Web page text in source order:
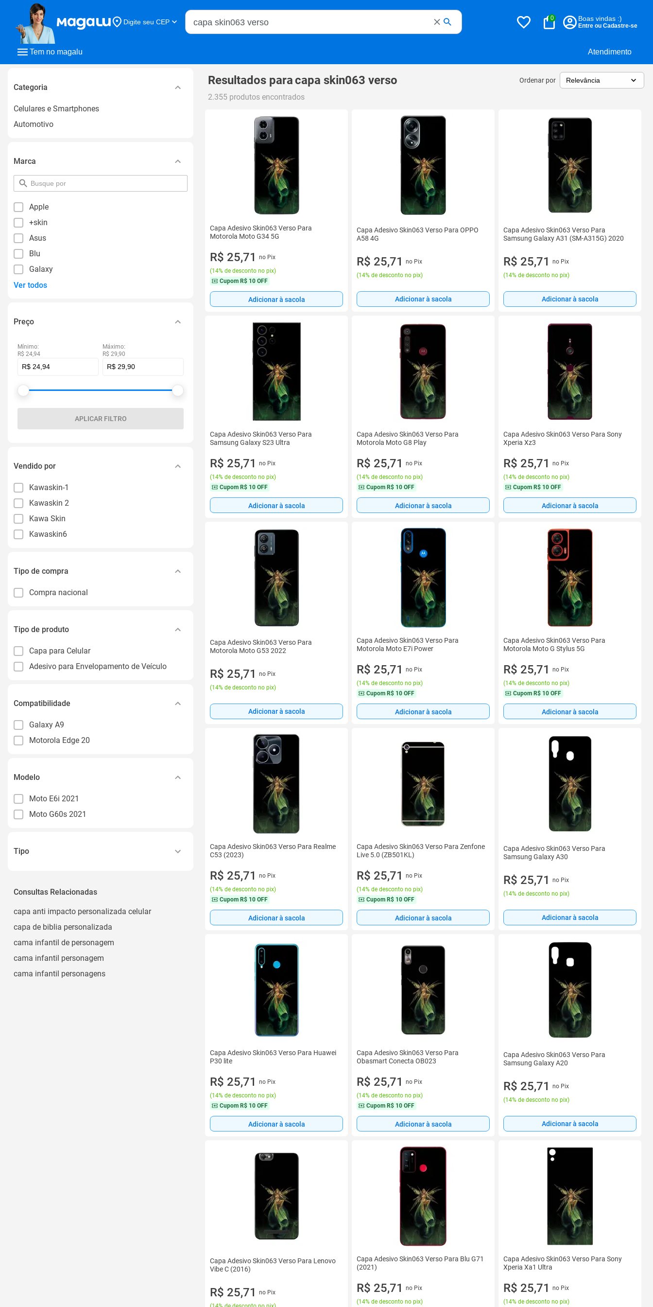
Tem no magalu Atendimento
Digite seu CEP
Buscar no Magalu
0 Boas vindas :)
Entre ou Cadastre-se
Categoria
Celulares e Smartphones
Automotivo
Marca
pesquisar
por
Apple
+skin
Asus
Blu
Galaxy
Ver todos
Preço
Mínimo:
R$ 24,94
Máximo:
R$ 29,90
APLICAR FILTRO
Vendido por
Kawaskin-1
Kawaskin 2
Kawa Skin
Kawaskin6
Tipo de compra
Compra nacional
Tipo de produto
Capa para Celular
Adesivo para Envelopamento de Veículo
Compatibilidade
Galaxy A9
Motorola Edge 20
Modelo
Moto E6i 2021
Moto G60s 2021
Tipo
Consultas Relacionadas
capa anti impacto personalizada celular
capa de biblia personalizada
cama infantil de personagem
cama infantil personagem
cama infantil personagens
Resultados paracapa skin063 verso Ordenar por
2.355 produtos encontrados
Capa Adesivo Skin063 Verso Para
Motorola Moto G34 5G
R$ 25,71
no Pix
(14% de desconto no pix)
Cupom R$ 10 OFF
Adicionar à sacola
Capa Adesivo Skin063 Verso Para OPPO
A58 4G
R$ 25,71
no Pix
(14% de desconto no pix)
Adicionar à sacola
Capa Adesivo Skin063 Verso Para
Samsung Galaxy A31 (SM-A315G) 2020
R$ 25,71
no Pix
(14% de desconto no pix)
Adicionar à sacola
Capa Adesivo Skin063 Verso Para
Samsung Galaxy S23 Ultra
R$ 25,71
no Pix
(14% de desconto no pix)
Cupom R$ 10 OFF
Adicionar à sacola
Capa Adesivo Skin063 Verso Para
Motorola Moto G8 Play
R$ 25,71
no Pix
(14% de desconto no pix)
Cupom R$ 10 OFF
Adicionar à sacola
Capa Adesivo Skin063 Verso Para Sony
Xperia Xz3
R$ 25,71
no Pix
(14% de desconto no pix)
Cupom R$ 10 OFF
Adicionar à sacola
Capa Adesivo Skin063 Verso Para
Motorola Moto G53 2022
R$ 25,71
no Pix
(14% de desconto no pix)
Adicionar à sacola
Capa Adesivo Skin063 Verso Para
Motorola Moto E7i Power
R$ 25,71
no Pix
(14% de desconto no pix)
Cupom R$ 10 OFF
Adicionar à sacola
Capa Adesivo Skin063 Verso Para
Motorola Moto G Stylus 5G
R$ 25,71
no Pix
(14% de desconto no pix)
Cupom R$ 10 OFF
Adicionar à sacola
Capa Adesivo Skin063 Verso Para Realme
C53 (2023)
R$ 25,71
no Pix
(14% de desconto no pix)
Cupom R$ 10 OFF
Adicionar à sacola
Capa Adesivo Skin063 Verso Para Zenfone
Live 5.0 (ZB501KL)
R$ 25,71
no Pix
(14% de desconto no pix)
Cupom R$ 10 OFF
Adicionar à sacola
Capa Adesivo Skin063 Verso Para
Samsung Galaxy A30
R$ 25,71
no Pix
(14% de desconto no pix)
Adicionar à sacola
Capa Adesivo Skin063 Verso Para Huawei
P30 lite
R$ 25,71
no Pix
(14% de desconto no pix)
Cupom R$ 10 OFF
Adicionar à sacola
Capa Adesivo Skin063 Verso Para
Obasmart Conecta OB023
R$ 25,71
no Pix
(14% de desconto no pix)
Cupom R$ 10 OFF
Adicionar à sacola
Capa Adesivo Skin063 Verso Para
Samsung Galaxy A20
R$ 25,71
no Pix
(14% de desconto no pix)
Adicionar à sacola
Capa Adesivo Skin063 Verso Para Lenovo
Vibe C (2016)
R$ 25,71
no Pix
Capa Adesivo Skin063 Verso Para Blu G71
(2021)
R$ 25,71
no Pix
(14% de desconto no pix)
Capa Adesivo Skin063 Verso Para Sony
Xperia Xa1 Ultra
R$ 25,71
no Pix
(14% de desconto no pix)